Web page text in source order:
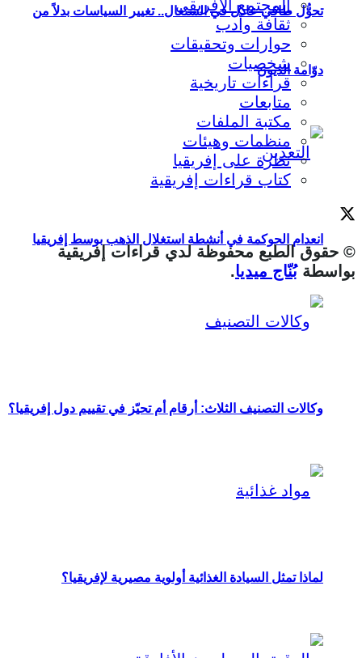
تحوُّل طاقي عادل في السنغال.. تغيير السياسات بدلاً من
دوّامة الديون
انعدام الحوكمة في أنشطة استغلال الذهب بوسط إفريقيا
وكالات التصنيف الثلاث: أرقام أم تحيّز في تقييم دول إفريقيا؟
لماذا تمثل السيادة الغذائية أولوية مصيرية لإفريقيا؟
المجتمع الإفريقي
ثقافة وأدب
حوارات وتحقيقات
شخصيات
قراءات تاريخية
متابعات
مكتبة الملفات
منظمات وهيئات
نظرة على إفريقيا
كتاب قراءات إفريقية
© حقوق الطبع محفوظة لدي قراءات إفريقية
بواسطةبُنّاج ميديا.